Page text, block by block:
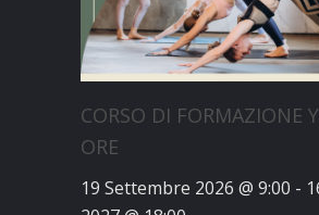
CORSO DI FORMAZIONE
ORE
19 Settembre 2026 @ 9:00 -